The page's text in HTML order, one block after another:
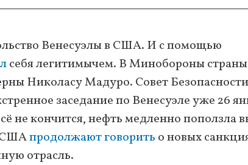
Венесуэлы в США. И с помощью
себя легитимычем. В Минобороны страны
Николасу Мадуро. Совет Безопасности
заседание по Венесуэле уже 26
не кончится, нефть медленно поползла
СШАпродолжают говорить о новых
отрасль.